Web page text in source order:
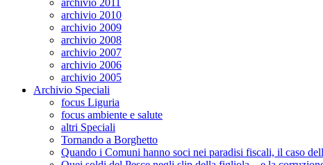
archivio 2011
archivio 2010
archivio 2009
archivio 2008
archivio 2007
archivio 2006
archivio 2005
Archivio Speciali
focus Liguria
focus ambiente e salute
altri Speciali
Tornando a Borghetto
Quando i Comuni hanno soci nei paradisi fiscali, il caso